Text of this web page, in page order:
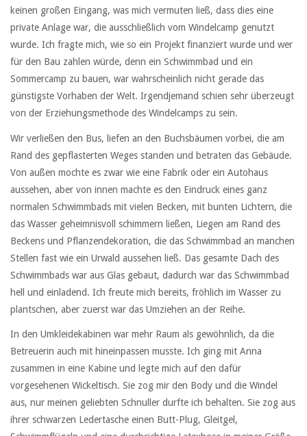
keinen großen Eingang, was mich vermuten ließ, dass dies eine
private Anlage war, die ausschließlich vom Windelcamp genutzt
wurde. Ich fragte mich, wie so ein Projekt finanziert wurde und wer
für den Bau zahlen würde, denn ein Schwimmbad und ein
Sommercamp zu bauen, war wahrscheinlich nicht gerade das
günstigste Vorhaben der Welt. Irgendjemand schien sehr überzeugt
von der Erziehungsmethode des Windelcamps zu sein.
Wir verließen den Bus, liefen an den Buchsbäumen vorbei, die am
Rand des gepflasterten Weges standen und betraten das Gebäude.
Von außen mochte es zwar wie eine Fabrik oder ein Autohaus
aussehen, aber von innen machte es den Eindruck eines ganz
normalen Schwimmbads mit vielen Becken, mit bunten Lichtern, die
das Wasser geheimnisvoll schimmern ließen, Liegen am Rand des
Beckens und Pflanzendekoration, die das Schwimmbad an manchen
Stellen fast wie ein Urwald aussehen ließ. Das gesamte Dach des
Schwimmbads war aus Glas gebaut, dadurch war das Schwimmbad
hell und einladend. Ich freute mich bereits, fröhlich im Wasser zu
plantschen, aber zuerst war das Umziehen an der Reihe.
In den Umkleidekabinen war mehr Raum als gewöhnlich, da die
Betreuerin auch mit hineinpassen musste. Ich ging mit Anna
zusammen in eine Kabine und legte mich auf den dafür
vorgesehenen Wickeltisch. Sie zog mir den Body und die Windel
aus, nur meinen geliebten Schnuller durfte ich behalten. Sie zog aus
ihrer schwarzen Ledertasche einen Butt-Plug, Gleitgel,